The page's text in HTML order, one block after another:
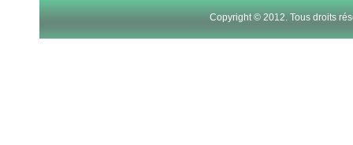
Copyright © 2012. Tous droits